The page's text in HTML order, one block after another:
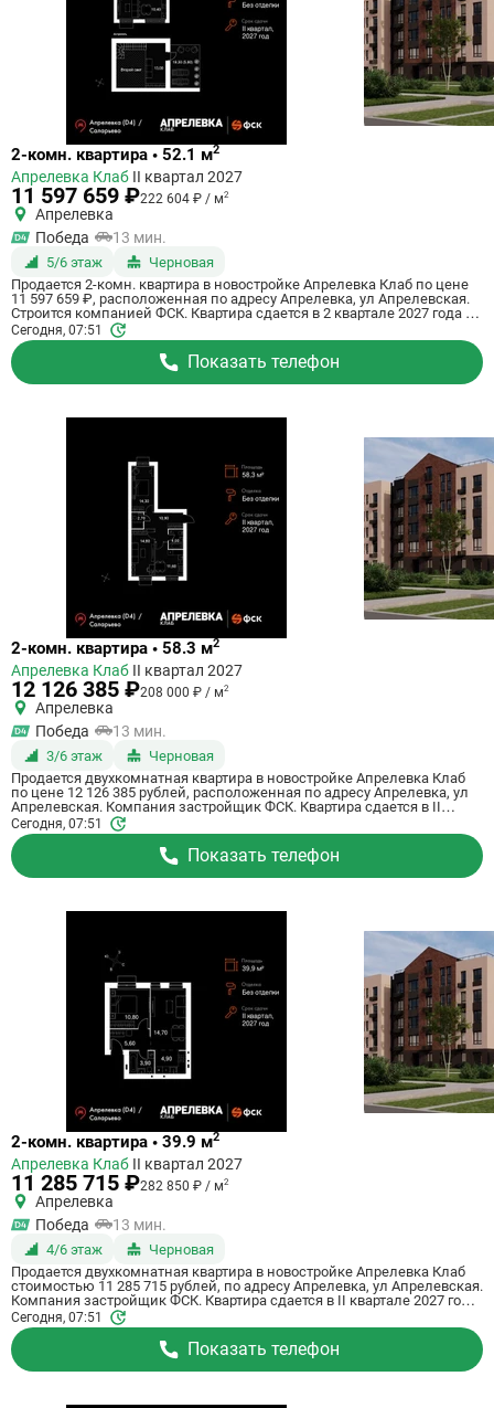
Ссылка
квартиру
2-комн. квартира • 52.1 м2
Апрелевка Клаб II квартал 2027
11 597 659 ₽222 604 ₽ / м2
Апрелевка
Победа
13 мин.
5/6 этаж
Черновая
Продается 2-комн. квартира в новостройке Апрелевка Клаб по цене
11 597 659 ₽, расположенная по адресу Апрелевка, ул Апрелевская.
Строится компанией ФСК. Квартира сдается в 2 квартале 2027 года с
черновой отделкой, . Общая площадь квартиры - 52.1 кв. м. Этаж 5 из
5. ID квартиры на СтройкиРУ 807517, сообщите его когда будете
звонить.
Сегодня, 07:51
Показать телефон
Ссылка
квартиру
2-комн. квартира • 58.3 м2
Апрелевка Клаб II квартал 2027
12 126 385 ₽208 000 ₽ / м2
Апрелевка
Победа
13 мин.
3/6 этаж
Черновая
Продается двухкомнатная квартира в новостройке Апрелевка Клаб
по цене 12 126 385 рублей, расположенная по адресу Апрелевка, ул
Апрелевская. Компания застройщик ФСК. Квартира сдается в II
квартале 2027 года с черновой отделкой, . Общая площадь квартиры -
58.3 м². Этаж 3 из 5. ID квартиры на СтройкиРУ 807518, сообщите его
когда будете звонить.
Сегодня, 07:51
Показать телефон
Ссылка
квартиру
2-комн. квартира • 39.9 м2
Апрелевка Клаб II квартал 2027
11 285 715 ₽282 850 ₽ / м2
Апрелевка
Победа
13 мин.
4/6 этаж
Черновая
Продается двухкомнатная квартира в новостройке Апрелевка Клаб
стоимостью 11 285 715 рублей, по адресу Апрелевка, ул Апрелевская.
Компания застройщик ФСК. Квартира сдается в II квартале 2027 года
с черновой отделкой, . Общая площадь квартиры - 39.9 м². Этаж 4 из
5. ID квартиры на СтройкиРУ 697999, скажите его когда будете
звонить.
Сегодня, 07:51
Показать телефон